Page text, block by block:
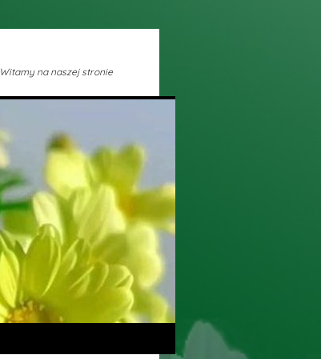
Witamy na naszej stronie